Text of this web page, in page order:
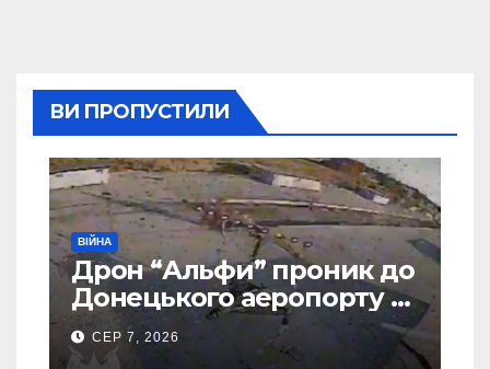
ВИ ПРОПУСТИЛИ
ВІЙНА
Дрон “Альфи” проник до
Донецького аеропорту та
спалив “Шахед” ще до
запуску
СЕР 7, 2026